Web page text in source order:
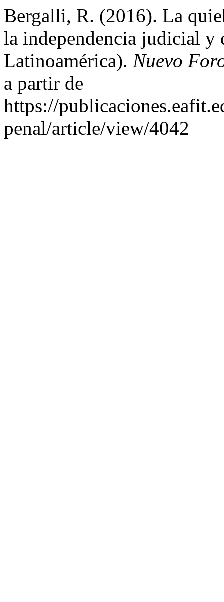
Bergalli, R. (2016). La
la independencia judicial y
Latinoamérica). Nuevo
a partir de
https://
penal/article/view/4042